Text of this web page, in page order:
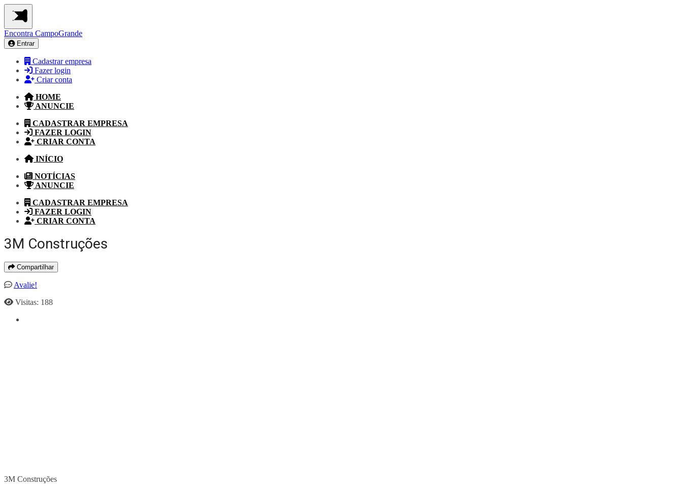
Encontra CampoGrande
Entrar
Cadastrar empresa
Fazer login
Criar conta
HOME
ANUNCIE
CADASTRAR EMPRESA
FAZER LOGIN
CRIAR CONTA
INÍCIO
NOTÍCIAS
ANUNCIE
CADASTRAR EMPRESA
FAZER LOGIN
CRIAR CONTA
3M Construções
Compartilhar
Avalie!
Visitas: 188
3M Construções